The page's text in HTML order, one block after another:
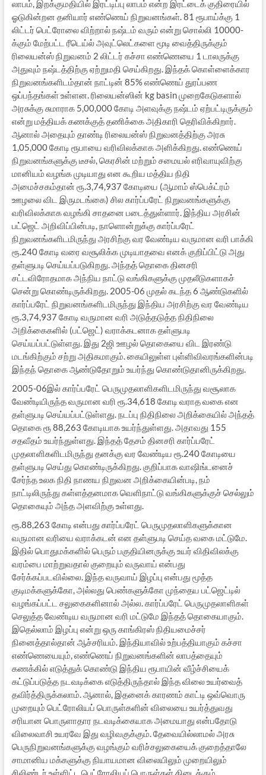
லாபம், இறக்குமதியில் இரட்டிப்பு லாபம் என்ற இரட்டைக் குதிரையில்
ஓடுகின்றன தனியார் எண்ணெய் நிறுவனங்கள். 81 ரூபாய்க்கு 1
லிட்டர் பெட்ரோலை விற்றால் நஷ்டம் வரும் என்று சொல்லி 10000-
க்கும் மேற்பட்ட ரீடெய்ல் அவுட்லெட்களை மூடி வைத்திருக்கும்
ரிலையன்ஸ் நிறுவனம் 2 லிட்டர் கச்சா எண்ணெயை 1 டாலருக்கு
அதுவும் நஷ்டத்திற்கு ஏற்றுமதி செய்கிறது. இந்தக் கொள்ளைக்கார
நிறுவனங்களிடம்தான் நாட்டின் 85% எண்ணெய் துரப்பண
ஒப்பந்தங்கள் உள்ளன. ரிலையன்ஸின் kg basin முறைகேடுகளால்
அரசுக்கு சுமாராக 5,00,000 கோடி அளவுக்கு நஷ்டம் ஏற்பட்டிருக்கும்
என்று மத்தியக் கணக்குத் தணிக்கை அதிகாரி தெரிவிக்கிறார்.
ஆனால் அதையும் தாண்டி ரிலையன்ஸ் நிறுவனத்திற்கு அரசு
1,05,000 கோடி ரூபாயை வரிவிலக்காக அளிக்கிறது. எண்ணெய்
நிறுவனங்களுக்கு டீசல், கெரசின் மற்றும் சமையல் எரிவாயுவிற்கு
மானியம் வழங்க முடியாது என கூறிய மத்திய நிதி
அமைச்சகம்தான் ரூ.3,74,937 கோடியை (ஆமாம் ஸ்பெக்ட்ரம்
ஊழலை விட இருமடங்கை) சில கார்ப்பரேட் நிறுவனங்களுக்கு
வரிவிலக்காக வழங்கி சாதனை படைத்துள்ளார். இந்திய அரசின்
பட்ஜெட் அறிவிப்பின்படி, நாளொன்றுக்கு கார்ப்பரேட்
நிறுவனங்களிடமிருந்து அரசிற்கு வர வேண்டிய வருமான வரி பாக்கி
ரூ.240 கோடி வரை வசூலிக்க முடியாதவை எனக் குறிப்பிட்டு அது
தள்ளுபடி செய்யப்படுகிறது. அந்தத் தொகை தினசரி
சட்டவிரோதமாக அந்நிய நாட்டு வங்கிகளுக்கு முதலீடுகளாகச்
சென்று கொண்டிருக்கிறது. 2005-06 முதல் கடந்த 6 ஆண்டுகளில்
கார்ப்பரேட் நிறுவனங்களிடமிருந்து இந்திய அரசிற்கு வர வேண்டிய
ரூ.3,74,937 கோடி வருமான வரி அடுத்தடுத்த நிதிநிலை
அறிக்கைகளில் (பட்ஜெட்) வராக்கடனாக தள்ளுபடி
செய்யப்பட்டுள்ளது. இது 2ஜி ஊழல் தொகையை விட இரண்டு
மடங்கிற்கும் சற்று அதிகமாகும். கையிலுள்ள புள்ளிவிவரங்களின்படி
இந்தந் தொகை ஆண்டுதோறும் உயர்ந்து கொண்டுதானிருக்கிறது.
2005-06இல் கார்ப்பரேட் பெருமுதலாளிகளிடமிருந்து வசூலாக
வேண்டியிருந்த வருமான வரி ரூ.34,618 கோடி வராத வகை என
தள்ளுபடி செய்யப்பட்டுள்ளது. நடப்பு நிதிநிலை அறிக்கையில் அந்தத்
தொகை ரூ 88,263 கோடியாக உயர்ந்துள்ளது. அதாவது 155
சதவீதம் உயர்ந்துள்ளது. இந்தத் தேசம் தினசரி கார்ப்பரேட்
முதலாளிகளிடமிருந்து தனக்கு வர வேண்டிய ரூ.240 கோடியை
தள்ளுபடி செய்து கொண்டிருக்கிறது. குறிப்பாக வாஷிங்டனைச்
சேர்ந்த உலக நிதி நாணய நிறுவன அறிக்கையின்படி, நம்
நாட்டிலிருந்து கள்ளத்தனமாக வெளிநாட்டு வங்கிகளுக்குச் செல்லும்
தொகையும் அந்த அளவிற்கு உள்ளது.
ரூ.88,263 கோடி என்பது கார்ப்பரேட் பெருமுதலாளிகளுக்கான
வருமான வரியை வராக்கடன் என தள்ளுபடி செய்த வகை மட்டுமே.
இதில் பொதுமக்களில் பெரும் பகுதியினருக்கு உயர் விதிவிலக்கு
வரம்பை மாற்றுவதால் குறையும் வருவாய் என்பது
சேர்க்கப்படவில்லை. இந்த வருவாய் இழப்பு என்பது மூத்த
குடிமக்களுக்கோ, அல்லது பெண்களுக்கோ முந்தைய பட்ஜெட்டில்
வழங்கப்பட்ட சலுகைகளினால் அல்ல. கார்ப்பரேட் பெருமுதலாளிகள்
செலுத்த வேண்டிய வருமான வரி மட்டுமே இந்தத் தொகையாகும்.
இதெல்லாம் இழப்பு என்று ஒரு காங்கிரஸ் நிதியமைச்சர்
நினைத்தால்தான் ஆச்சரியம். இந்தியாவில் உற்பத்தியாகும் கச்சா
எண்ணெயையும், எண்ணெய் நிறுவனங்களின் லாபத்தையும்
கணக்கில் எடுத்துக் கொண்டு இந்திய ரூபாயின் வீழ்ச்சியைக்
கட்டுப்படுத்த நடவடிக்கை எடுத்திருந்தால் இந்த விலை உயர்வைத்
தவிர்த்திருக்கலாம். ஆனால், இதனைக் காரணம் காட்டி ஒவ்வொரு
முறையும் பெட்ரோலியப் பொருள்களின் விலையை உயர்த்துவது
சரியான பொருளாதார நடவடிக்கையாக அமையாது என்பதோடு
விலைவாசி உயரவே இது வழிவகுக்கும். தேவையில்லாமல் அரசு
பெருநிறுவனங்களுக்கு வழங்கும் வரிச்சலுகையைக் குறைத்தாலே
சாமானிய மக்களுக்கு நியாயமான விலையிலும் முறையிலும்
சிலிண்டர் உள்ளிட்ட பெட்ரோலியப் பொருள்கள் கிடைக்கும்.